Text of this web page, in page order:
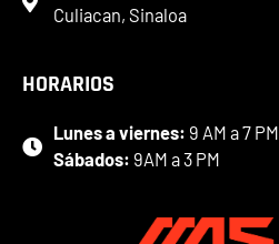
Culiacan, Sinaloa
HORARIOS
Lunes a viernes: 9 AM a 7 PM
Sábados: 9AM a 3 PM